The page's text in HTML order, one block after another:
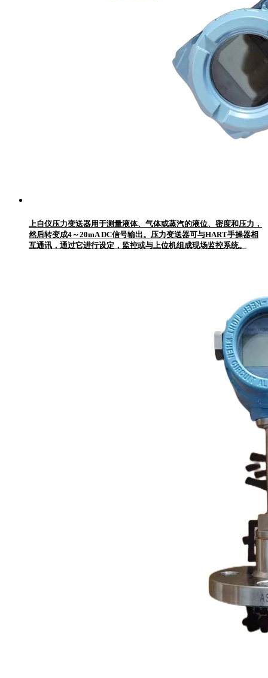
上自仪压力变送器用于测量液体、气体或蒸汽的液位、密度和压力，
然后转变成4～20mA DC信号输出。压力变送器可与HART手操器相
互通讯，通过它进行设定，监控或与上位机组成现场监控系统。